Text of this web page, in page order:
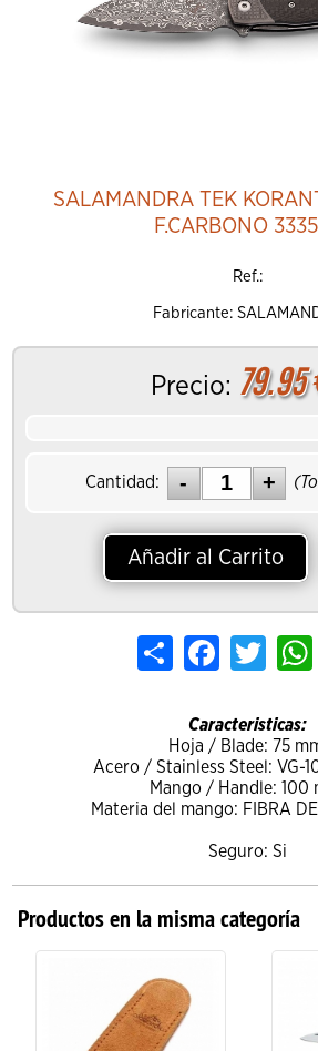
SALAMANDRA TEK
F.CARBONO
Ref.:
Fabricante:
Precio: 79.95
Cantidad:
Añadir al Carrito
Share FacebookTwitter
Caracteristicas:
Hoja / Blade: 75
Acero / Stainless Steel: VG-
Mango / Handle: 100
Materia del mango: FIBRA
Seguro: Si
Productos en la misma categoría